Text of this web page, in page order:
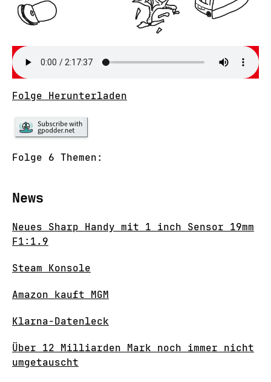
Folge Herunterladen
Folge 6 Themen:
News
Neues Sharp Handy mit 1 inch Sensor 19mm
F1:1.9
Steam Konsole
Amazon kauft MGM
Klarna-Datenleck
Über 12 Milliarden Mark noch immer nicht
umgetauscht